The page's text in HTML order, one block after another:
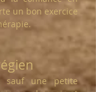
un bon exercice
sauf une petite